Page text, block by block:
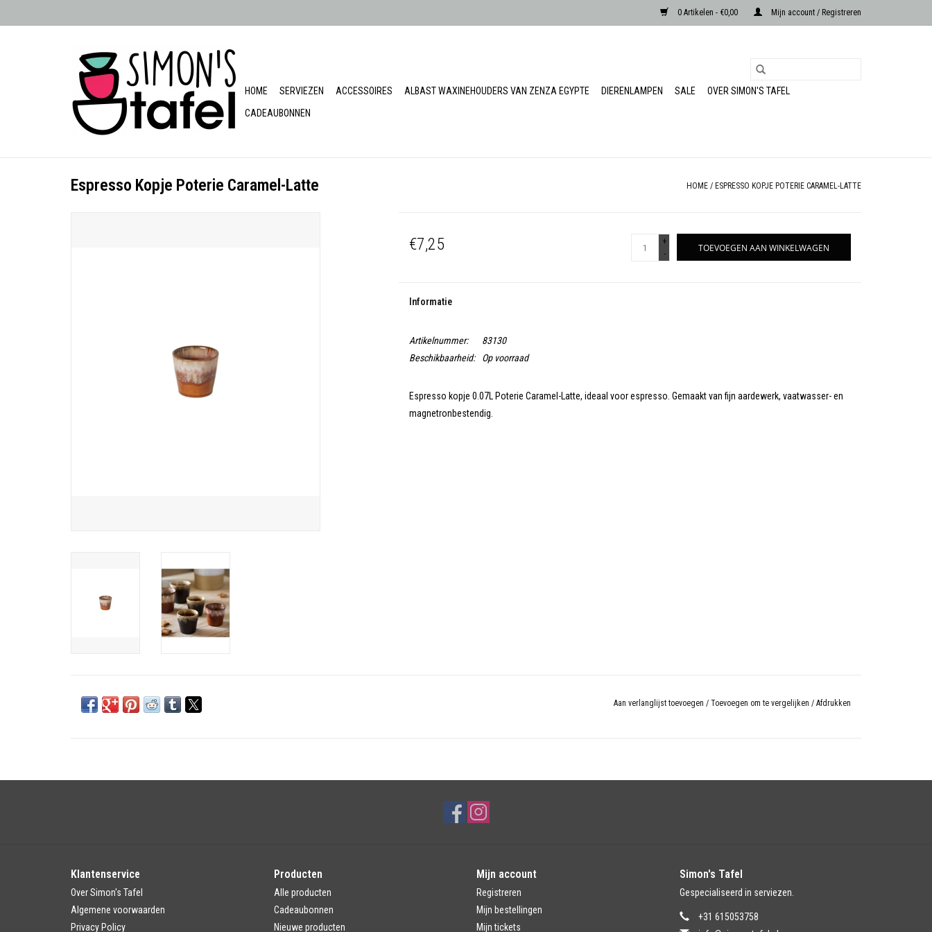
0 Artikelen - €0,00 Mijn account / Registreren
HOME SERVIEZEN ACCESSOIRES ALBAST WAXINEHOUDERS VAN ZENZA EGYPTE DIERENLAMPEN SALE
OVER SIMON'S TAFEL
CADEAUBONNEN
Espresso Kopje Poterie Caramel-Latte HOME / ESPRESSO KOPJE POTERIE CARAMEL-LATTE
€7,25
+
-
TOEVOEGEN AAN WINKELWAGEN
Informatie
Artikelnummer:
83130
Beschikbaarheid:
Op voorraad
Espresso kopje 0.07L Poterie Caramel-Latte, ideaal voor espresso. Gemaakt van fijn aardewerk, vaatwasser- en
magnetronbestendig.
Aan verlanglijst toevoegen / Toevoegen om te vergelijken / Afdrukken
Klantenservice
Over Simon's Tafel
Algemene voorwaarden
Privacy Policy
Producten
Alle producten
Cadeaubonnen
Nieuwe producten
Mijn account
Registreren
Mijn bestellingen
Mijn tickets
Simon's Tafel
Gespecialiseerd in serviezen.
+31 615053758